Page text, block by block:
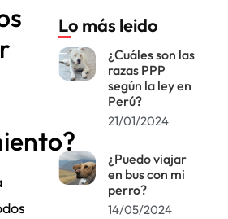
Lo más leido
¿Cuáles son las
razas PPP
según la ley en
Perú?
21/01/2024
¿Puedo viajar
en bus con mi
perro?
14/05/2024